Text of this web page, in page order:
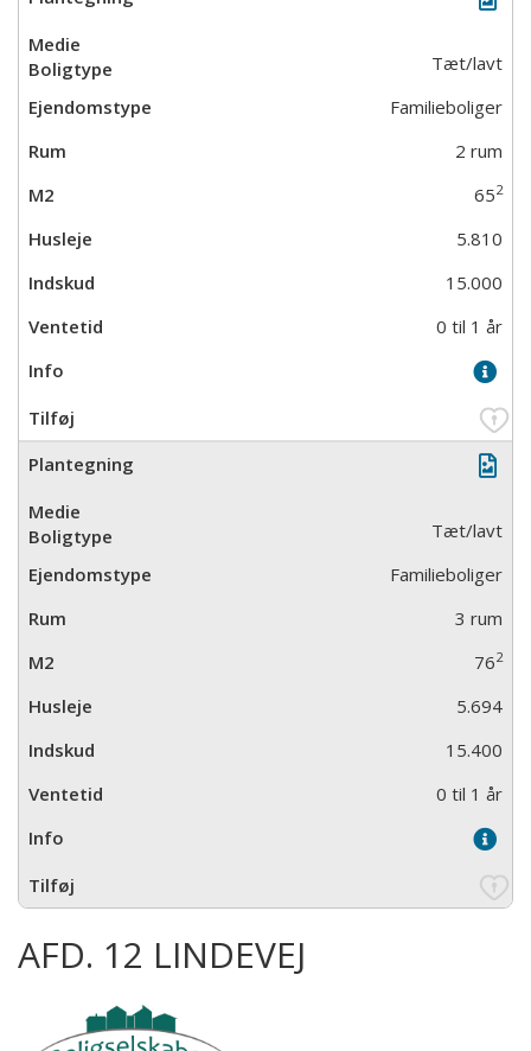
Tæt/lavt
Familieboliger
2 rum
652
5.810
15.000
0 til 1 år
Tæt/lavt
Familieboliger
3 rum
762
5.694
15.400
0 til 1 år
AFD. 12 LINDEVEJ